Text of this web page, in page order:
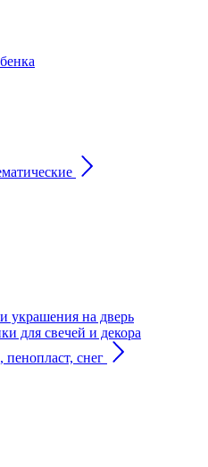
украшения на дверь
для свечей и декора
пенопласт, снег